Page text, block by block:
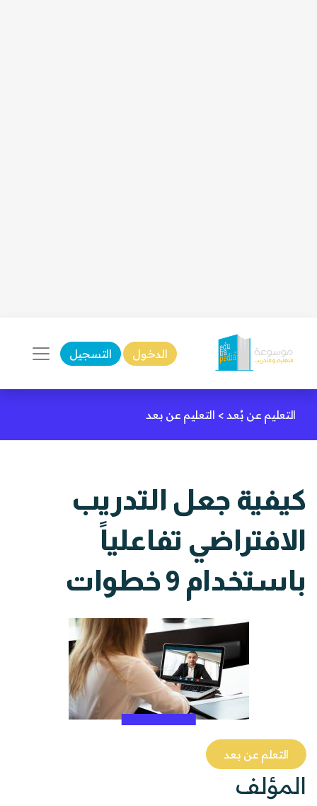
الدخول التسجيل
التعليم عن بُعد > التعليم عن بعد
كيفية جعل التدريب
الافتراضي تفاعلياً
باستخدام 9 خطوات
التعلم عن بعد
المؤلف